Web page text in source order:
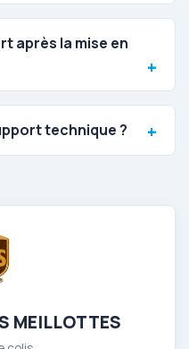
après la mise en
technique ?
MEILLOTTES